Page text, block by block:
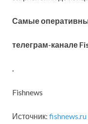
Самые
телеграм-канале
Fishnews
Источник: fishnews.ru